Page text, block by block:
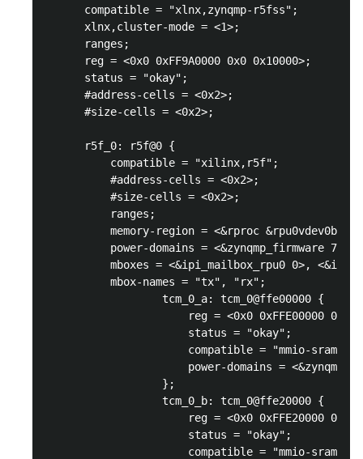
      compatible = "xlnx,zynqmp-r5fss";
      xlnx,cluster-mode = <1>;
      ranges;
      reg = <0x0 0xFF9A0000 0x0 0x10000>;
      status = "okay";
      #address-cells = <0x2>;
      #size-cells = <0x2>;
      r5f_0: r5f@0 {
          compatible = "xilinx,r5f";
          #address-cells = <0x2>;
          #size-cells = <0x2>;
          ranges;
memory-region = <&rproc
          power-domains = <&zynqmp_firmware 7>;
mboxes = <&ipi_mailbox_rpu0 0>,
          mbox-names = "tx", "rx";
                  tcm_0_a: tcm_0@ffe00000 {
reg = <0x0 0xFFE00000 0x0
                      status = "okay";
                      compatible = "mmio-sram";
power-domains =
                  };
                  tcm_0_b: tcm_0@ffe20000 {
reg = <0x0 0xFFE20000 0x0
                      status = "okay";
                      compatible = "mmio-sram";